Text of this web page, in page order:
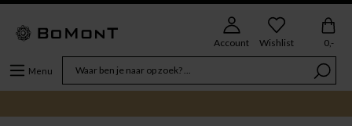
Menu
Account Wishlist 0,-